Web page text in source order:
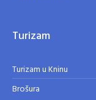
Turizam
Turizam u Kninu
Brošura